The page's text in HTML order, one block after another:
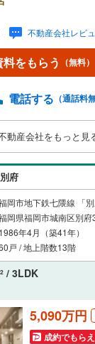
です。■住戸の条件
ます。■防犯・セキ
共用部に防犯カメラ
。■共用部・暮らし
あり。■キッチン・
アイマのサポートア
/最長50年の返済プ
自宅・最寄り駅まで
」「ローン相談だけ
いと言われた方、転
い
不動産会社レビ
料をもらう （無料）
電話する （通話料
動産会社をもっと見
府
岡市地下鉄七隈線 「
岡県福岡市城南区別府
1986年4月（築41年）
戸 / 地上階数13階
2 / 3LDK
5,090万円
成約でもら